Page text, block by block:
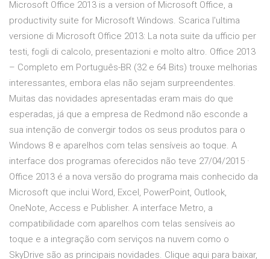
Microsoft Office 2013 is a version of Microsoft Office, a
productivity suite for Microsoft Windows. Scarica l'ultima
versione di Microsoft Office 2013: La nota suite da ufficio per
testi, fogli di calcolo, presentazioni e molto altro. Office 2013
– Completo em Português-BR (32 e 64 Bits) trouxe melhorias
interessantes, embora elas não sejam surpreendentes.
Muitas das novidades apresentadas eram mais do que
esperadas, já que a empresa de Redmond não esconde a
sua intenção de convergir todos os seus produtos para o
Windows 8 e aparelhos com telas sensíveis ao toque. A
interface dos programas oferecidos não teve 27/04/2015 ·
Office 2013 é a nova versão do programa mais conhecido da
Microsoft que inclui Word, Excel, PowerPoint, Outlook,
OneNote, Access e Publisher. A interface Metro, a
compatibilidade com aparelhos com telas sensíveis ao
toque e a integração com serviços na nuvem como o
SkyDrive são as principais novidades. Clique aqui para baixar,